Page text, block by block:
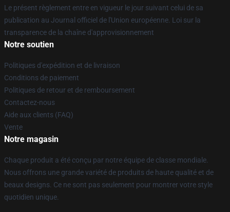
Le présent règlement entre en vigueur le jour suivant celui de sa
publication au Journal officiel de l'Union européenne. Loi sur la
transparence de la chaîne d'approvisionnement
Notre soutien
Politiques d'expédition et de livraison
Conditions de paiement
Politiques de retour et de remboursement
Contactez-nous
Aide aux clients (FAQ)
Vente
Notre magasin
Chaque produit a été conçu par notre équipe de classe mondiale.
Nous offrons une grande variété de produits de haute qualité et de
beaux designs. Ce ne sont pas seulement pour montrer votre style
quotidien unique.